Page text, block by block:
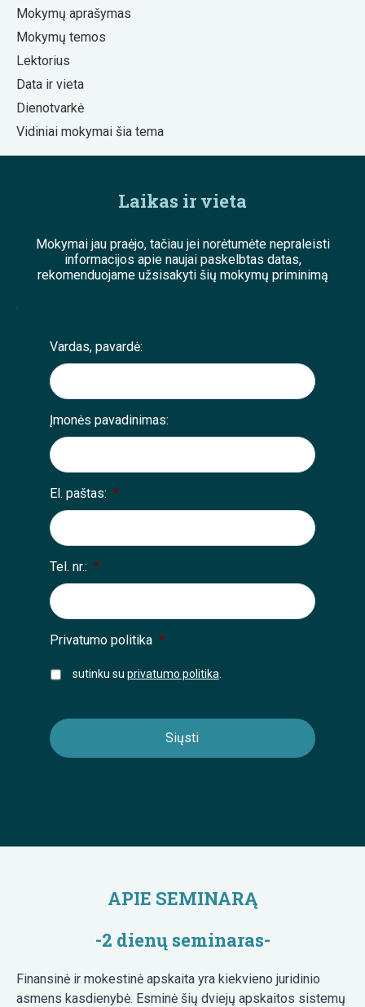
Mokymų aprašymas
Mokymų temos
Lektorius
Data ir vieta
Dienotvarkė
Vidiniai mokymai šia tema
Laikas ir vieta
Mokymai jau praėjo, tačiau jei norėtumėte nepraleisti
informacijos apie naujai paskelbtas datas,
rekomenduojame užsisakyti šių mokymų priminimą
;
Vardas, pavardė:
Įmonės pavadinimas:
El. paštas: *
Tel. nr.: *
Privatumo politika *
sutinku su privatumo politika
APIE SEMINARĄ
-2 dienų seminaras-
Finansinė ir mokestinė apskaita yra kiekvieno juridinio
asmens kasdienybė. Esminė šių dviejų apskaitos sistemų